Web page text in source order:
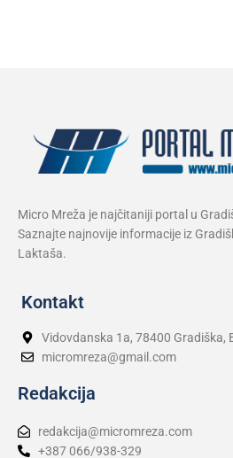
Micro Mreža je najčitaniji portal u
Saznajte najnovije informacije iz
Laktaša.
Kontakt
Vidovdanska 1a, 78400 Gradiška,
micromreza@gmail.com
Redakcija
redakcija@micromreza.com
+387 066/938-329